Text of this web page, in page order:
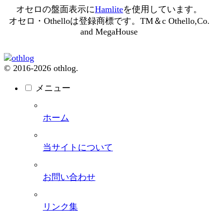
オセロの盤面表示にHamliteを使用しています。
オセロ・Othelloは登録商標です。TM＆c Othello,Co.
and MegaHouse
© 2016-2026 othlog.
メニュー
ホーム
当サイトについて
お問い合わせ
リンク集